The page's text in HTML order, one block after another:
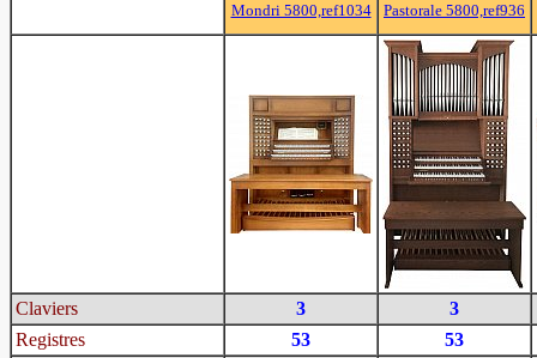
Mondri 5800,ref1034 Pastorale 5800,ref936
Claviers 3
3
Registres
53
53